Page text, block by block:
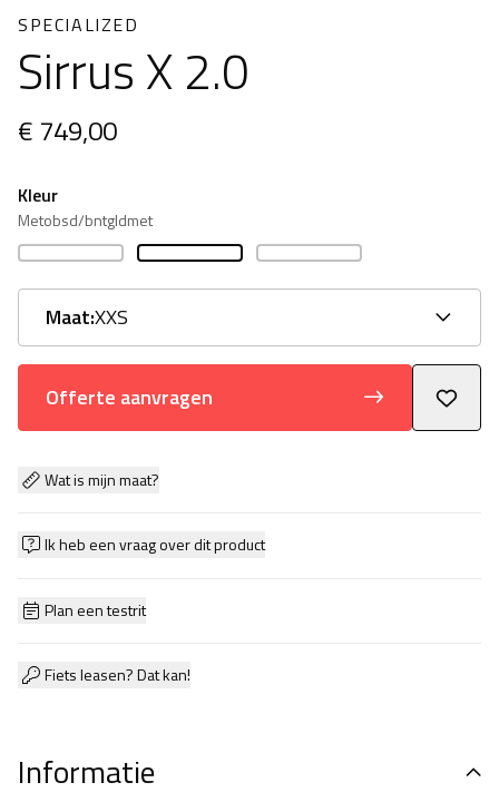
SPECIALIZED
Sirrus X 2.0
€ 749,00
Kleur
Metobsd/bntgldmet
Maat:XXS
Offerte aanvragen
Wat is mijn maat?
Ik heb een vraag over dit product
Plan een testrit
Fiets leasen? Dat kan!
Informatie